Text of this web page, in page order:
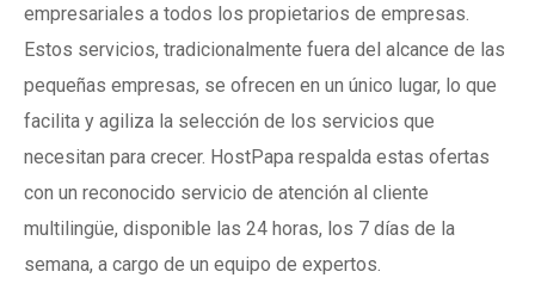
empresariales a todos los propietarios de empresas.
Estos servicios, tradicionalmente fuera del alcance de las
pequeñas empresas, se ofrecen en un único lugar, lo que
facilita y agiliza la selección de los servicios que
necesitan para crecer. HostPapa respalda estas ofertas
con un reconocido servicio de atención al cliente
multilingüe, disponible las 24 horas, los 7 días de la
semana, a cargo de un equipo de expertos.